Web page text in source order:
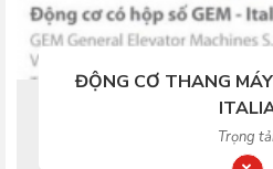
ĐỘNG CƠ THANG
Trọng